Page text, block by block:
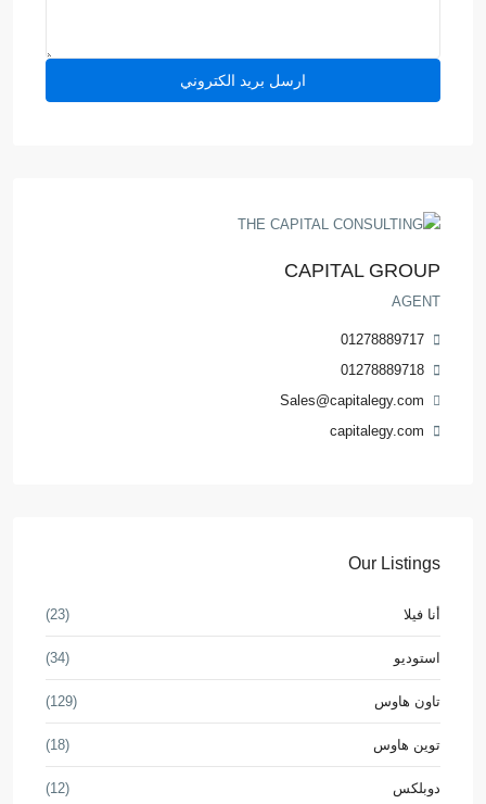
CAPITAL GROUP
AGENT
01278889717
01278889718
Sales@capitalegy.com
capitalegy.com
Our Listings
أنا فيلا (23)
استوديو (34)
تاون هاوس (129)
توين هاوس (18)
دوبلكس (12)